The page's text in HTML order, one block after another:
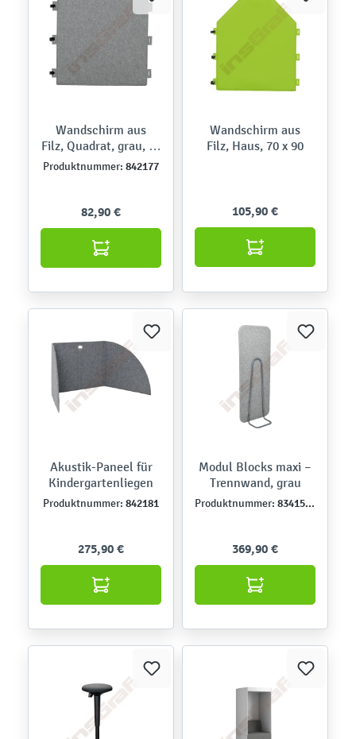
Wandschirm aus
Filz, Quadrat, grau, 60
x 60
Produktnummer: 842177
82,90 €
Wandschirm aus
Filz, Haus, 70 x 90
105,90 €
Akustik-Paneel für
Kindergartenliegen
Produktnummer: 842181
275,90 €
Modul Blocks maxi –
Trennwand, grau
Produktnummer: 834157-1
369,90 €